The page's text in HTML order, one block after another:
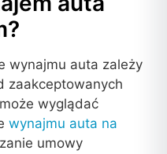
wynajmu auta zależy
zaakceptowanych
wyglądać
wynajmu auta na
umowy